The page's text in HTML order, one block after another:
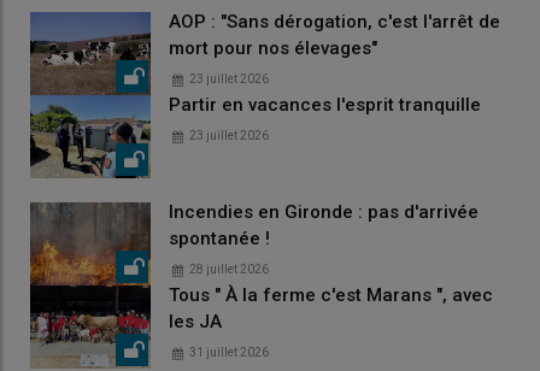
AOP : "Sans dérogation, c'est l'arrêt de
mort pour nos élevages"
23 juillet 2026
Partir en vacances l'esprit tranquille
23 juillet 2026
Incendies en Gironde : pas d'arrivée
spontanée !
28 juillet 2026
Tous " À la ferme c'est Marans ", avec
les JA
31 juillet 2026